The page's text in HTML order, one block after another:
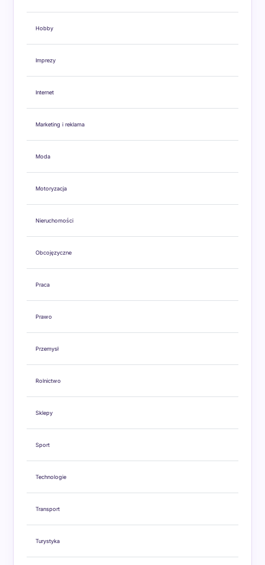
Hobby
Imprezy
Internet
Marketing i reklama
Moda
Motoryzacja
Nieruchomości
Obcojęzyczne
Praca
Prawo
Przemysł
Rolnictwo
Sklepy
Sport
Technologie
Transport
Turystyka